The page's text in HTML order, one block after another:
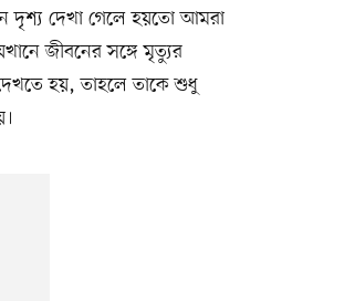
দৃশ্য দেখা গেলে হয়তো আমরা
জীবনের সঙ্গে মৃত্যুর
হয়, তাহলে তাকে শুধু